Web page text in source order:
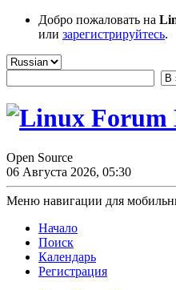
Добро пожаловать на
или зарегистрируйтесь.
Open Source
06 Августа 2026, 05:30
Меню навигации для
Начало
Поиск
Календарь
Регистрация